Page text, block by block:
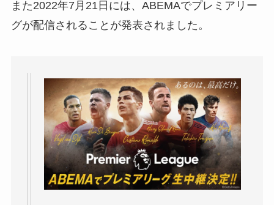
また2022年7月21日には、ABEMAでプレミアリー
グが配信されることが発表されました。